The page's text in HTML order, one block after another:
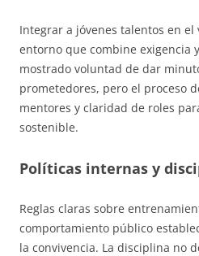
Integrar a jóvenes talentos en
entorno que combine exigencia
mostrado voluntad de dar
prometedores, pero el proceso
mentores y claridad de roles
sostenible.
Políticas internas y
Reglas claras sobre
comportamiento público
la convivencia. La disciplina no